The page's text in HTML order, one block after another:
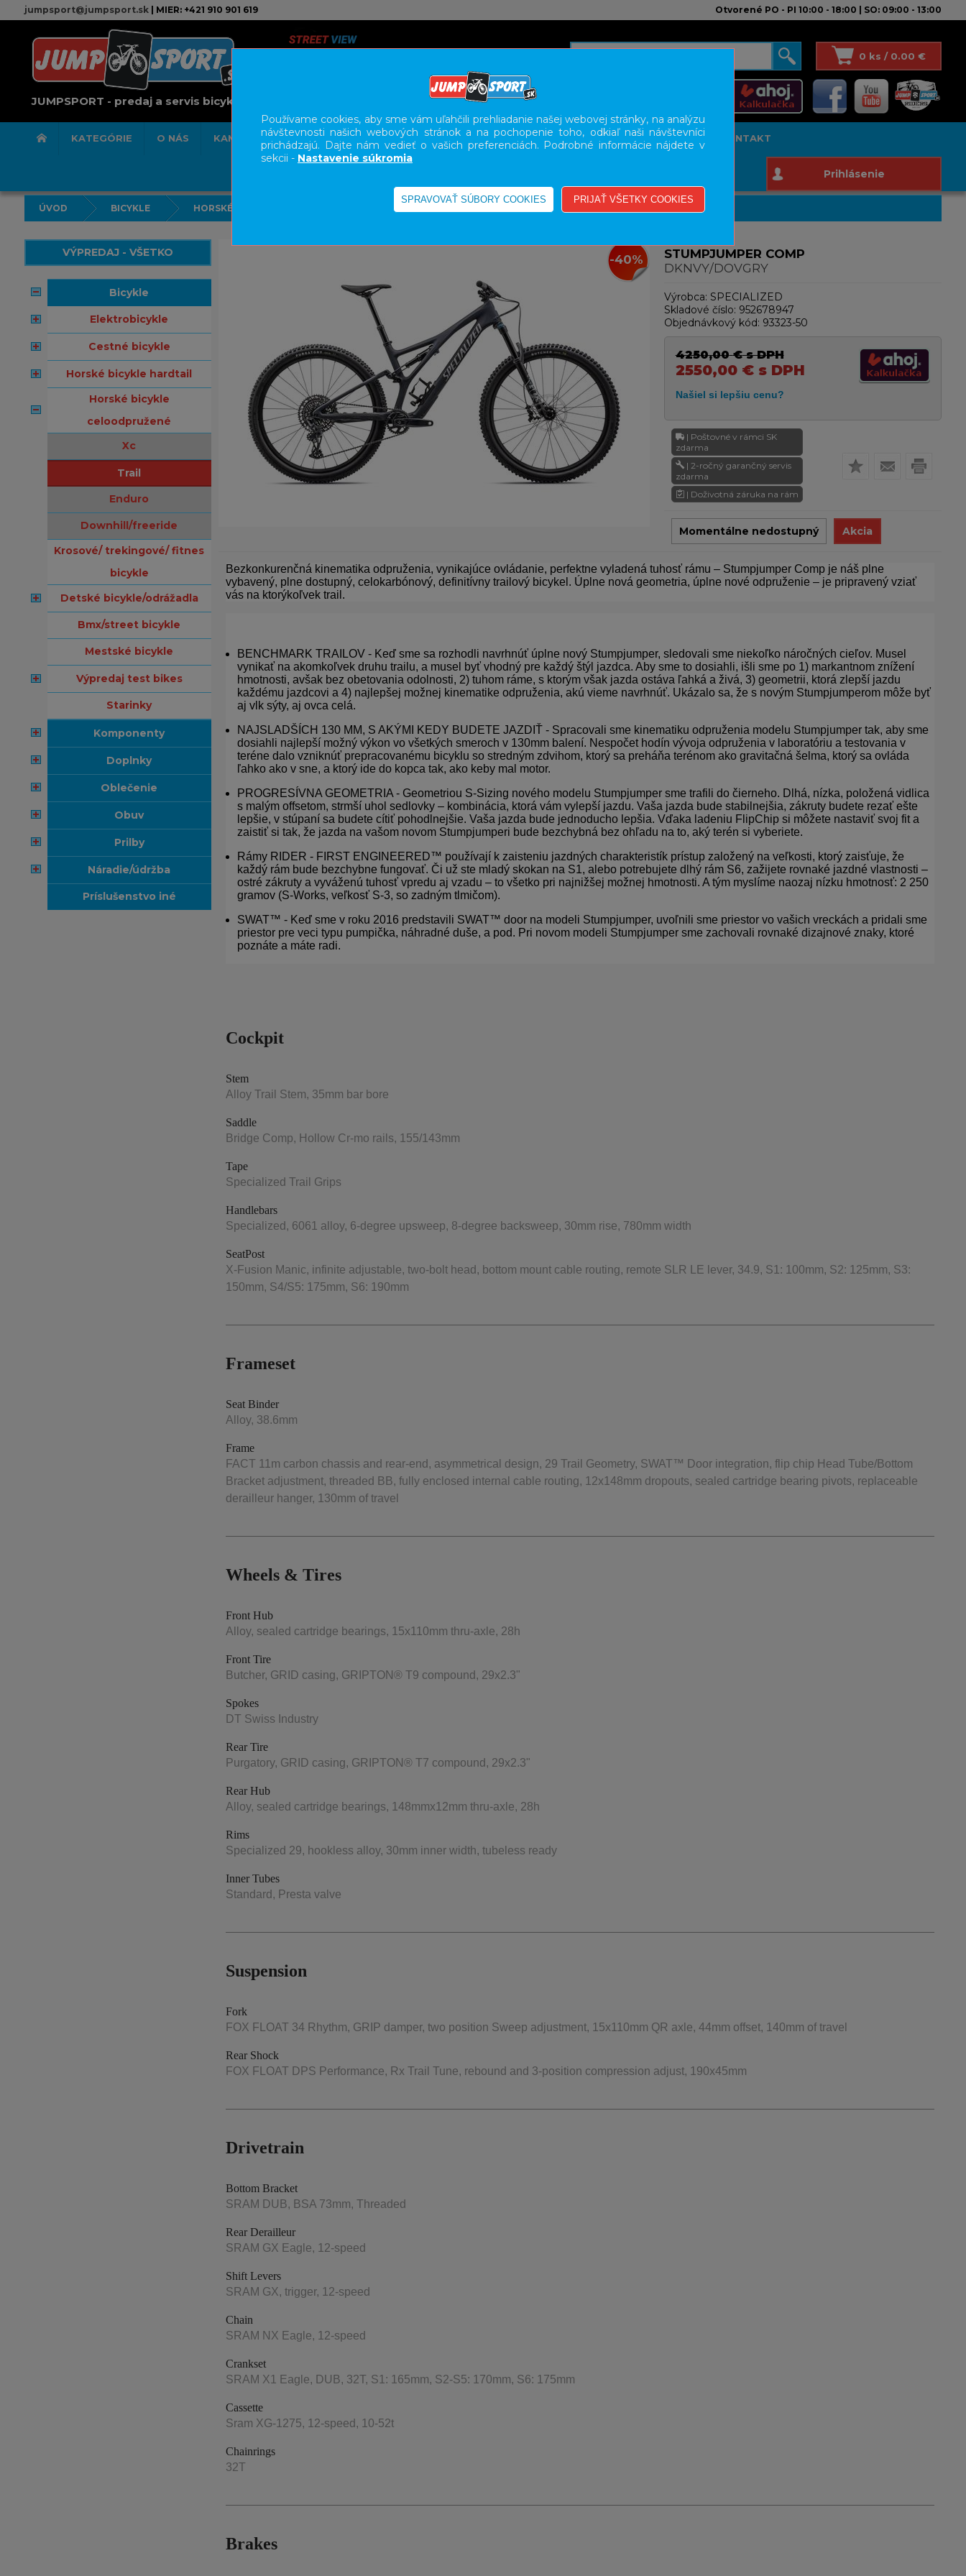
jumpsport@jumpsport.sk| MIER: +421 910 901 619 Otvorené PO - PI 10:00 - 18:00 | SO: 09:00 - 13:00
JUMPSPORT - predaj a servis bicyklov
0 ks / 0.00 €
KATEGÓRIE O NÁS KAMENNÁ PREDAJNA SERVIS SLUŽBY KARIÉRA BODY GEOMETRY FIT STUDIO KONTAKT
Prihlásenie
ÚVOD BICYKLE HORSKÉ BICYKLE CELOODPRUŽENÉ
VÝPREDAJ - VŠETKO
bicykle
elektrobicykle
cestné bicykle
horské bicykle hardtail
horské bicykle
celoodpružené
xc
trail
enduro
downhill/freeride
krosové/ trekingové/ fitnes
bicykle
detské bicykle/odrážadla
bmx/street bicykle
mestské bicykle
výpredaj test bikes
starinky
komponenty
doplnky
oblečenie
obuv
prilby
náradie/údržba
príslušenstvo iné
-40%
STUMPJUMPER COMP
DKNVY/DOVGRY
Výrobca: SPECIALIZED
Skladové číslo: 952678947
Objednávkový kód: 93323-50
4250,00 €s DPH
2550,00 €s DPH
| Poštovné v rámci SK
zdarma
| 2-ročný garančný servis
zdarma
| Doživotná záruka na rám
Momentálne nedostupný Akcia
Bezkonkurenčná kinematika odpruženia, vynikajúce ovládanie, perfektne vyladená tuhosť rámu – Stumpjumper Comp je náš plne
vybavený, plne dostupný, celokarbónový, definitívny trailový bicykel. Úplne nová geometria, úplne nové odpruženie – je pripravený vziať
vás na ktorýkoľvek trail.
BENCHMARK TRAILOV - Keď sme sa rozhodli navrhnúť úplne nový Stumpjumper, sledovali sme niekoľko náročných cieľov. Musel
vynikať na akomkoľvek druhu trailu, a musel byť vhodný pre každý štýl jazdca. Aby sme to dosiahli, išli sme po 1) markantnom znížení
hmotnosti, avšak bez obetovania odolnosti, 2) tuhom ráme, s ktorým však jazda ostáva ľahká a živá, 3) geometrii, ktorá zlepší jazdu
každému jazdcovi a 4) najlepšej možnej kinematike odpruženia, akú vieme navrhnúť. Ukázalo sa, že s novým Stumpjumperom môže byť
aj vlk sýty, aj ovca celá.
NAJSLADŠÍCH 130 MM, S AKÝMI KEDY BUDETE JAZDIŤ - Spracovali sme kinematiku odpruženia modelu Stumpjumper tak, aby sme
dosiahli najlepší možný výkon vo všetkých smeroch v 130mm balení. Nespočet hodín vývoja odpruženia v laboratóriu a testovania v
teréne dalo vzniknúť prepracovanému bicyklu so stredným zdvihom, ktorý sa preháňa terénom ako gravitačná šelma, ktorý sa ovláda
ľahko ako v sne, a ktorý ide do kopca tak, ako keby mal motor.
PROGRESÍVNA GEOMETRIA - Geometriou S-Sizing nového modelu Stumpjumper sme trafili do čierneho. Dlhá, nízka, položená vidlica
s malým offsetom, strmší uhol sedlovky – kombinácia, ktorá vám vylepší jazdu. Vaša jazda bude stabilnejšia, zákruty budete rezať ešte
lepšie, v stúpaní sa budete cítiť pohodlnejšie. Vaša jazda bude jednoducho lepšia. Vďaka ladeniu FlipChip si môžete nastaviť svoj fit a
zaistiť si tak, že jazda na vašom novom Stumpjumperi bude bezchybná bez ohľadu na to, aký terén si vyberiete.
Rámy RIDER - FIRST ENGINEERED™ používají k zaisteniu jazdných charakteristík prístup založený na veľkosti, ktorý zaisťuje, že
každý rám bude bezchybne fungovať. Či už ste mladý skokan na S1, alebo potrebujete dlhý rám S6, zažijete rovnaké jazdné vlastnosti –
ostré zákruty a vyváženú tuhosť vpredu aj vzadu – to všetko pri najnižšej možnej hmotnosti. A tým myslíme naozaj nízku hmotnosť: 2 250
gramov (S-Works, veľkosť S-3, so zadným tlmičom).
SWAT™ - Keď sme v roku 2016 predstavili SWAT™ door na modeli Stumpjumper, uvoľnili sme priestor vo vašich vreckách a pridali sme
priestor pre veci typu pumpička, náhradné duše, a pod. Pri novom modeli Stumpjumper sme zachovali rovnaké dizajnové znaky, ktoré
poznáte a máte radi.
Cockpit
Stem
Alloy Trail Stem, 35mm bar bore
Saddle
Bridge Comp, Hollow Cr-mo rails, 155/143mm
Tape
Specialized Trail Grips
Handlebars
Specialized, 6061 alloy, 6-degree upsweep, 8-degree backsweep, 30mm rise, 780mm width
SeatPost
X-Fusion Manic, infinite adjustable, two-bolt head, bottom mount cable routing, remote SLR LE lever, 34.9, S1: 100mm, S2: 125mm, S3:
150mm, S4/S5: 175mm, S6: 190mm
Frameset
Seat Binder
Alloy, 38.6mm
Frame
FACT 11m carbon chassis and rear-end, asymmetrical design, 29 Trail Geometry, SWAT™ Door integration, flip chip Head Tube/Bottom
Bracket adjustment, threaded BB, fully enclosed internal cable routing, 12x148mm dropouts, sealed cartridge bearing pivots, replaceable
derailleur hanger, 130mm of travel
Wheels & Tires
Front Hub
Alloy, sealed cartridge bearings, 15x110mm thru-axle, 28h
Front Tire
Butcher, GRID casing, GRIPTON® T9 compound, 29x2.3"
Spokes
DT Swiss Industry
Rear Tire
Purgatory, GRID casing, GRIPTON® T7 compound, 29x2.3"
Rear Hub
Alloy, sealed cartridge bearings, 148mmx12mm thru-axle, 28h
Rims
Specialized 29, hookless alloy, 30mm inner width, tubeless ready
Inner Tubes
Standard, Presta valve
Suspension
Fork
FOX FLOAT 34 Rhythm, GRIP damper, two position Sweep adjustment, 15x110mm QR axle, 44mm offset, 140mm of travel
Rear Shock
FOX FLOAT DPS Performance, Rx Trail Tune, rebound and 3-position compression adjust, 190x45mm
Drivetrain
Bottom Bracket
SRAM DUB, BSA 73mm, Threaded
Rear Derailleur
SRAM GX Eagle, 12-speed
Shift Levers
SRAM GX, trigger, 12-speed
Chain
SRAM NX Eagle, 12-speed
Crankset
SRAM X1 Eagle, DUB, 32T, S1: 165mm, S2-S5: 170mm, S6: 175mm
Cassette
Sram XG-1275, 12-speed, 10-52t
Chainrings
32T
Brakes
Používame cookies, aby sme vám uľahčili prehliadanie našej webovej stránky, na analýzu
návštevnosti našich webových stránok a na pochopenie toho, odkiaľ naši návštevníci
prichádzajú. Dajte nám vedieť o vašich preferenciách. Podrobné informácie nájdete v
sekcii - Nastavenie súkromia